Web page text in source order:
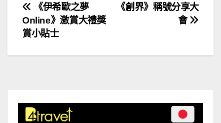
文
章
導
《創界》稱號分享大
會
《伊希歐之夢
Online》激賞大禮獎
賞小貼士